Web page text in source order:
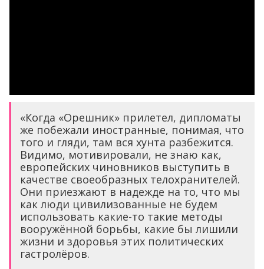
«Когда «Орешник» прилетел, дипломаты
же побежали иностранные, понимая, что
того и гляди, там вся хунта разбежится.
Видимо, мотивировали, не знаю как,
европейских чиновников выступить в
качестве своеобразных телохранителей.
Они приезжают в надежде на то, что мы
как люди цивилизованные не будем
использовать какие-то такие методы
вооружённой борьбы, какие бы лишили
жизни и здоровья этих политических
гастролёров.